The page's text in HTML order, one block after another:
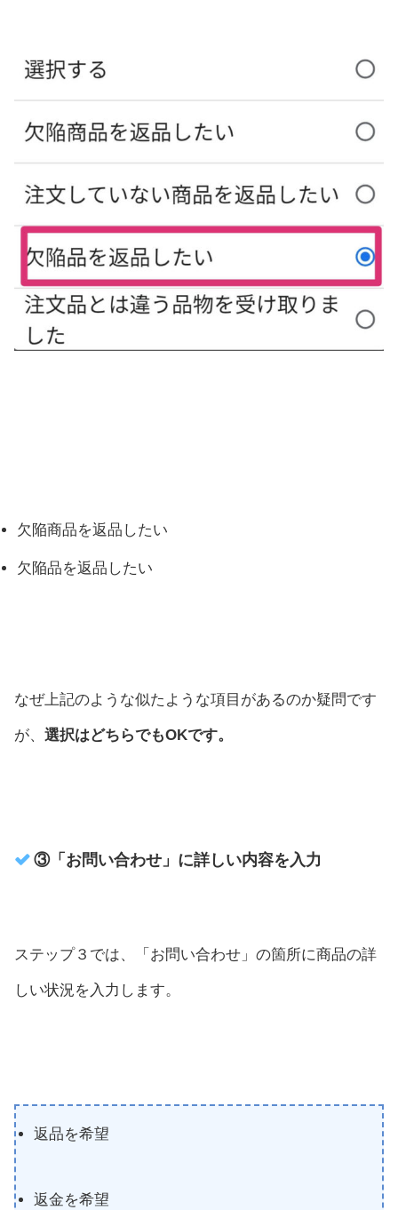
欠陥商品を返品したい
欠陥品を返品したい
なぜ上記のような似たような項目があるのか疑問です
が、 選択はどちらでもOKです。
③「お問い合わせ」に詳しい内容を入力
ステップ３では、「お問い合わせ」の箇所に商品の詳
しい状況を入力します。
返品を希望
返金を希望